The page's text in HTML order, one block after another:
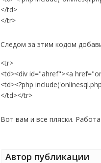
</td>
</tr>
Следом за этим кодом
<tr>
<td><div id="ahref"><a
<td><?php
</td></tr>
Вот вам и все пляски.
Автор публикации